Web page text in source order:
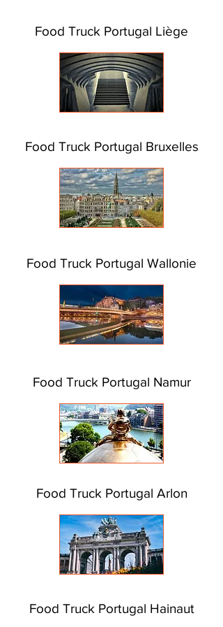
Food Truck Portugal Liège
Food Truck Portugal Bruxelles
Food Truck Portugal Wallonie
Food Truck Portugal Namur
Food Truck Portugal Arlon
Food Truck Portugal Hainaut